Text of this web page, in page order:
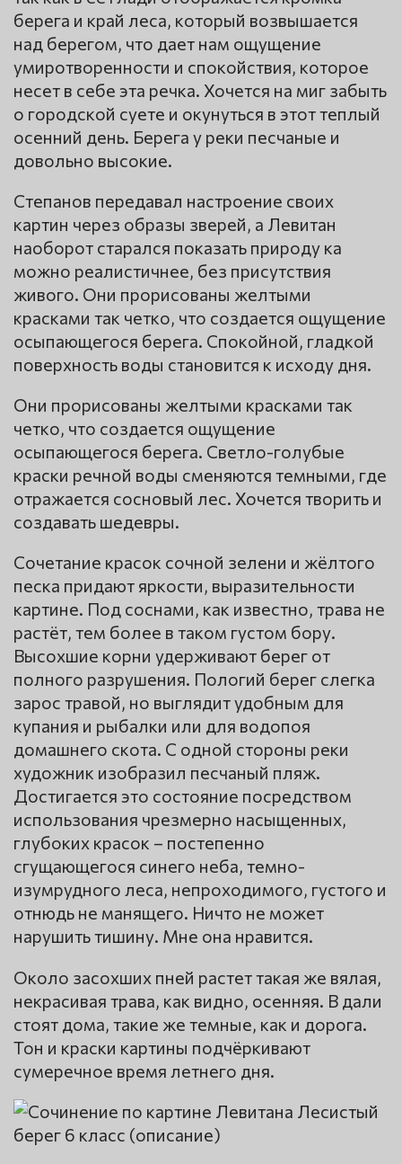
берега и край леса, который возвышается
над берегом, что дает нам ощущение
умиротворенности и спокойствия, которое
несет в себе эта речка. Хочется на миг забыть
о городской суете и окунуться в этот теплый
осенний день. Берега у реки песчаные и
довольно высокие.
Степанов передавал настроение своих
картин через образы зверей, а Левитан
наоборот старался показать природу ка
можно реалистичнее, без присутствия
живого. Они прорисованы желтыми
красками так четко, что создается ощущение
осыпающегося берега. Спокойной, гладкой
поверхность воды становится к исходу дня.
Они прорисованы желтыми красками так
четко, что создается ощущение
осыпающегося берега. Светло-голубые
краски речной воды сменяются темными, где
отражается сосновый лес. Хочется творить и
создавать шедевры.
Сочетание красок сочной зелени и жёлтого
песка придают яркости, выразительности
картине. Под соснами, как известно, трава не
растёт, тем более в таком густом бору.
Высохшие корни удерживают берег от
полного разрушения. Пологий берег слегка
зарос травой, но выглядит удобным для
купания и рыбалки или для водопоя
домашнего скота. С одной стороны реки
художник изобразил песчаный пляж.
Достигается это состояние посредством
использования чрезмерно насыщенных,
глубоких красок – постепенно
сгущающегося синего неба, темно-
изумрудного леса, непроходимого, густого и
отнюдь не манящего. Ничто не может
нарушить тишину. Мне она нравится.
Около засохших пней растет такая же вялая,
некрасивая трава, как видно, осенняя. В дали
стоят дома, такие же темные, как и дорога.
Тон и краски картины подчёркивают
сумеречное время летнего дня.